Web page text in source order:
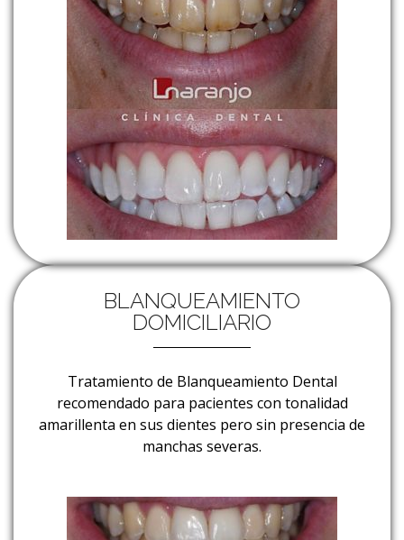
BLANQUEAMIENTO
DOMICILIARIO
Tratamiento de Blanqueamiento Dental
recomendado para pacientes con tonalidad
amarillenta en sus dientes pero sin presencia de
manchas severas.